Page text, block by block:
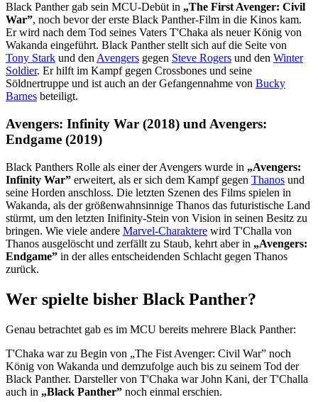
Black Panther gab sein MCU-Debüt in „The First Avenger: Civil
War”, noch bevor der erste Black Panther-Film in die Kinos kam.
Er wird nach dem Tod seines Vaters T'Chaka als neuer König von
Wakanda eingeführt. Black Panther stellt sich auf die Seite von
Tony Stark und den Avengers gegen Steve Rogers und den Winter
Soldier. Er hilft im Kampf gegen Crossbones und seine
Söldnertruppe und ist auch an der Gefangennahme von Bucky
Barnes beteiligt.
Avengers: Infinity War (2018) und Avengers:
Endgame (2019)
Black Panthers Rolle als einer der Avengers wurde in „Avengers:
Infinity War” erweitert, als er sich dem Kampf gegen Thanos und
seine Horden anschloss. Die letzten Szenen des Films spielen in
Wakanda, als der größenwahnsinnige Thanos das futuristische Land
stürmt, um den letzten Inifinity-Stein von Vision in seinen Besitz zu
bringen. Wie viele andere Marvel-Charaktere wird T'Challa von
Thanos ausgelöscht und zerfällt zu Staub, kehrt aber in „Avengers:
Endgame” in der alles entscheidenden Schlacht gegen Thanos
zurück.
Wer spielte bisher Black Panther?
Genau betrachtet gab es im MCU bereits mehrere Black Panther:
T'Chaka war zu Begin von „The Fist Avenger: Civil War” noch
König von Wakanda und demzufolge auch bis zu seinem Tod der
Black Panther. Darsteller von T'Chaka war John Kani, der T'Challa
auch in „Black Panther” noch einmal erschien.